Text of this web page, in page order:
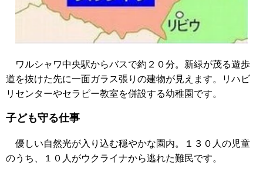
ワルシャワ中央駅からバスで約２０分。新緑が茂る遊歩
道を抜けた先に一面ガラス張りの建物が見えます。リハビ
リセンターやセラピー教室を併設する幼稚園です。
子ども守る仕事
優しい自然光が入り込む穏やかな園内。１３０人の児童
のうち、１０人がウクライナから逃れた難民です。